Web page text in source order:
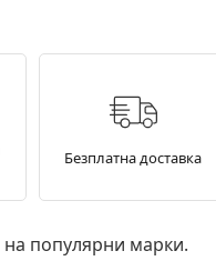
Безплатна доставка
популярни марки.